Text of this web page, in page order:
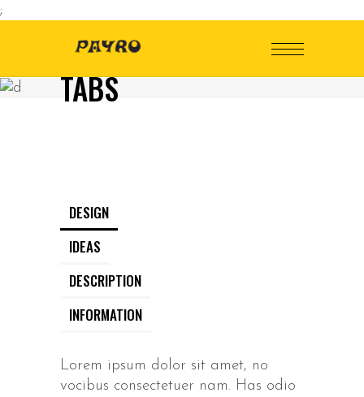
;
TABS
DESIGN
IDEAS
DESCRIPTION
INFORMATION
Lorem ipsum dolor sit amet, no
vocibus consectetuer nam. Has odio